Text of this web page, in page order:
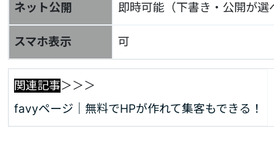
ネット公開
スマホ表示
即時可能（下書き・公開が選
可
関連記事＞＞＞
favyページ｜無料でHPが作れて集客もできる！